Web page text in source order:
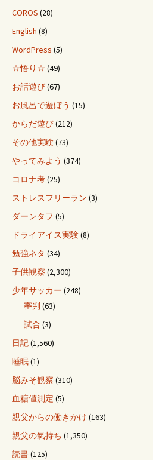
COROS (28)
English (8)
WordPress (5)
☆悟り☆ (49)
お話遊び(67)
お風呂で遊ぼう (15)
からだ遊び(212)
その他実験(73)
やってみよう (374)
コロナ考(25)
ストレスフリーラン (3)
ダーンタフ (5)
ドライアイス実験(8)
勉強ネタ (34)
子供観察 (2,300)
少年サッカー (248)
審判 (63)
試合 (3)
日記(1,560)
睡眠(1)
脳みそ観察 (310)
血糖値測定 (5)
親父からの働きかけ (163)
親父の氣持ち (1,350)
読書(125)